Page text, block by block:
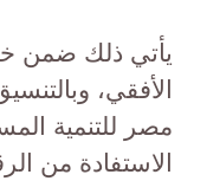
يأتي ذلك ضمن
الأفقي،
مصر للتنمية
الاستفادة من